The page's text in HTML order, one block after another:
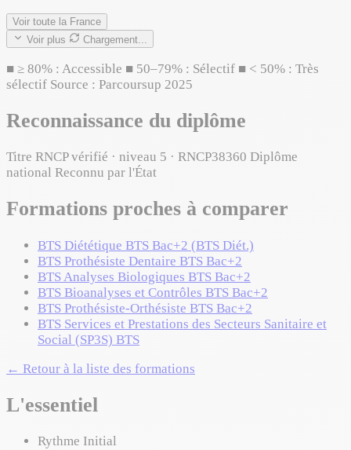
Voir toute la France
Voir plus
Chargement...
■ ≥ 80% : Accessible ■ 50–79% : Sélectif ■ < 50% : Très
sélectif Source : Parcoursup 2025
Reconnaissance du diplôme
Titre RNCP vérifié · niveau 5 · RNCP38360 Diplôme
national Reconnu par l'État
Formations proches à comparer
BTS Diététique BTS Bac+2 (BTS Diét.)
BTS Prothésiste Dentaire BTS Bac+2
BTS Analyses Biologiques BTS Bac+2
BTS Bioanalyses et Contrôles BTS Bac+2
BTS Prothésiste-Orthésiste BTS Bac+2
BTS Services et Prestations des Secteurs Sanitaire et
Social (SP3S) BTS
← Retour à la liste des formations
L'essentiel
Rythme Initial